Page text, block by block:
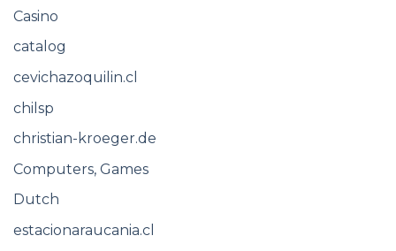
Casino
catalog
cevichazoquilin.cl
chilsp
christian-kroeger.de
Computers, Games
Dutch
estacionaraucania.cl